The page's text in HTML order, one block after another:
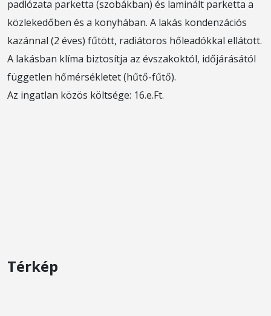
padlózata parketta (szobákban) és laminált parketta a
közlekedőben és a konyhában. A lakás kondenzációs
kazánnal (2 éves) fűtött, radiátoros hőleadókkal ellátott.
A lakásban klíma biztosítja az évszakoktól, időjárásától
független hőmérsékletet (hűtő-fűtő).
Az ingatlan közös költsége: 16.e.Ft.
Térkép